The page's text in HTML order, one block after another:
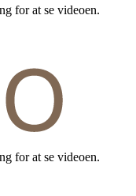
for at se videoen.
for at se videoen.